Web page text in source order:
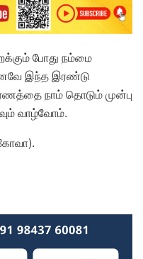
போது நம்மை
இந்த இரண்டு
நாம் தொடும் முன்பு
வாழ்வோம்.